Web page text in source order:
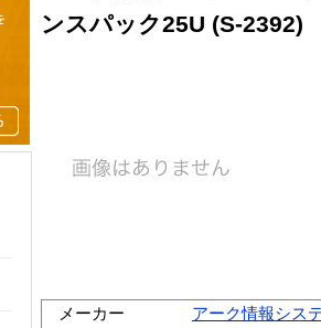
ンスパック25U (S-2392)
メーカー
アーク情報シス